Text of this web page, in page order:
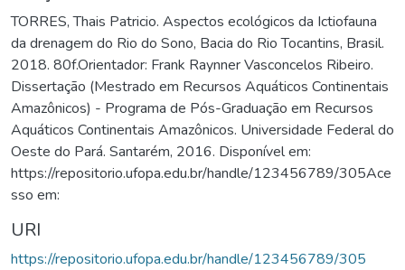
TORRES, Thais Patricio. Aspectos ecológicos da Ictiofauna
da drenagem do Rio do Sono, Bacia do Rio Tocantins, Brasil.
2018. 80f.Orientador: Frank Raynner Vasconcelos Ribeiro.
Dissertação (Mestrado em Recursos Aquáticos Continentais
Amazônicos) - Programa de Pós-Graduação em Recursos
Aquáticos Continentais Amazônicos. Universidade Federal do
Oeste do Pará. Santarém, 2016. Disponível em:
https://repositorio.ufopa.edu.br/handle/123456789/305Ace
sso em:
URI
https://repositorio.ufopa.edu.br/handle/123456789/305